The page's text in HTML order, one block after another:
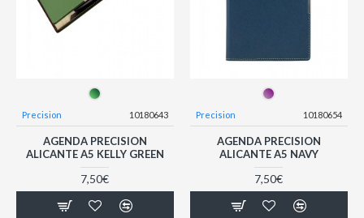
Precision 10180643
AGENDA PRECISION
ALICANTE A5 KELLY GREEN
7,50€
Precision 10180654
AGENDA PRECISION
ALICANTE A5 NAVY
7,50€